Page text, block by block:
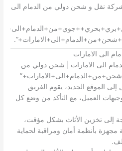
نقل و شحن دولي من الدمام الى
الى الامارات
الى الامارات | شحن دولي من
إلى الموقع الجديد، يقوم الفريق
العميل، مع التأكد من وضع كل
إلى تخزين الأثاث بشكل مؤقت،
بأنظمة أمان ومراقبة لحماية